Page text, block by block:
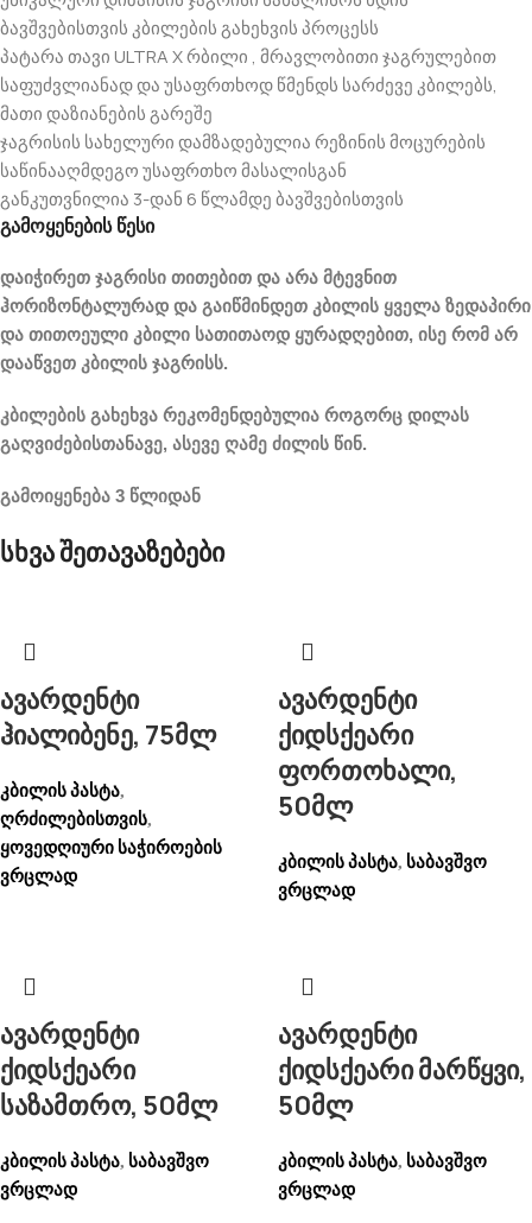
ბავშვებისთვის კბილების გახეხვის პროცესს
პატარა თავი ULTRA X რბილი , მრავლობითი ჯაგრულებით
საფუძვლიანად და უსაფრთხოდ წმენდს სარძევე კბილებს,
მათი დაზიანების გარეშე
ჯაგრისის სახელური დამზადებულია რეზინის მოცურების
საწინააღმდეგო უსაფრთხო მასალისგან
განკუთვნილია 3-დან 6 წლამდე ბავშვებისთვის
გამოყენების წესი
დაიჭირეთ ჯაგრისი თითებით და არა მტევნით
ჰორიზონტალურად და გაიწმინდეთ კბილის ყველა ზედაპირი
და თითოეული კბილი სათითაოდ ყურადღებით, ისე რომ არ
დააწვეთ კბილის ჯაგრისს.
კბილების გახეხვა რეკომენდებულია როგორც დილას
გაღვიძებისთანავე, ასევე ღამე ძილის წინ.
გამოიყენება 3 წლიდან
სხვა შეთავაზებები
ავარდენტი
ჰიალიბენე, 75მლ
კბილის პასტა,
ღრძილებისთვის,
ყოვედღიური საჭიროების
ვრცლად
ავარდენტი
ქიდსქეარი
ფორთოხალი,
50მლ
კბილის პასტა, საბავშვო
ვრცლად
ავარდენტი
ქიდსქეარი
საზამთრო, 50მლ
კბილის პასტა, საბავშვო
ვრცლად
ავარდენტი
ქიდსქეარი მარწყვი,
50მლ
კბილის პასტა, საბავშვო
ვრცლად